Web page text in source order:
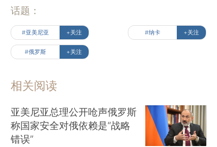
话题：
#亚美尼亚 +关注 #纳卡 +关注
#俄罗斯 +关注
相关阅读
亚美尼亚总理公开呛声俄罗斯
称国家安全对俄依赖是“战略
错误”